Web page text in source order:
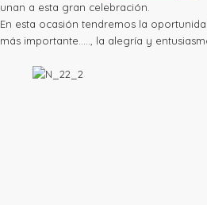
unan a esta gran celebración.
En esta ocasión tendremos la
más importante….., la alegría y